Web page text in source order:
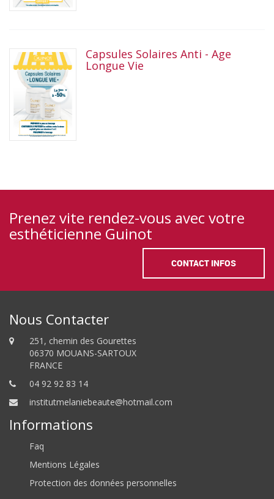
Capsules Solaires Anti - Age
Longue Vie
Prenez vite rendez-vous avec votre
esthéticienne Guinot
CONTACT INFOS
Nous Contacter
251, chemin des Gourettes
06370 MOUANS-SARTOUX
FRANCE
04 92 92 83 14
institutmelaniebeaute@hotmail.com
Informations
Faq
Mentions Légales
Protection des données personnelles